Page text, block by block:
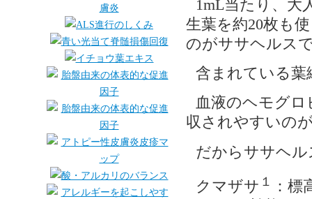
1mL当たり、大
生葉を約20枚も
のがササヘルス
含まれている葉
血液のヘモグ
収されやすいの
だからササヘ
クマザサ １
：